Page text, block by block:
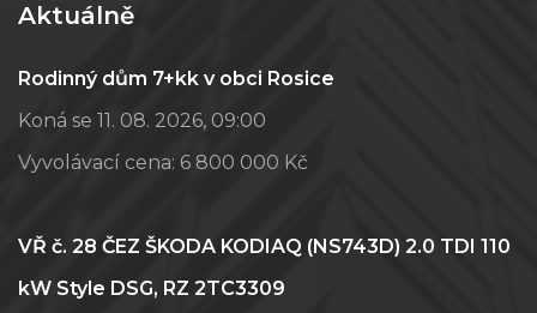
Aktuálně
Rodinný dům 7+kk v obci Rosice
Koná se 11. 08. 2026, 09:00
Vyvolávací cena: 6 800 000 Kč
VŘ č. 28 ČEZ ŠKODA KODIAQ (NS743D) 2.0 TDI 110
kW Style DSG, RZ 2TC3309